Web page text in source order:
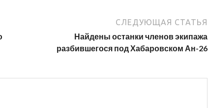
СЛЕДУЮЩАЯ СТАТЬЯ
Найдены останки членов экипажа
разбившегося под Хабаровском Ан-26